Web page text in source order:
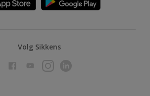
Volg Sikkens